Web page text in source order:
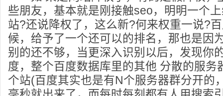
些朋友，基本就是刚接触seo，明明一个
站?还说降权了，这么新?何来权重一说?
候，给予了一个还可以的排名，那也是因
别的还不够，当更深入识别以后，发现你
度，整个百度数据库里的其他 分散的服务
个站(百度其实也是有N个服务器群分开的